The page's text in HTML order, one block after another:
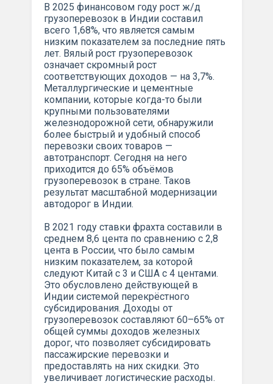
В 2025 финансовом году рост ж/д
грузоперевозок в Индии составил
всего 1,68%, что является самым
низким показателем за последние пять
лет. Вялый рост грузоперевозок
означает скромный рост
соответствующих доходов — на 3,7%.
Металлургические и цементные
компании, которые когда-то были
крупными пользователями
железнодорожной сети, обнаружили
более быстрый и удобный способ
перевозки своих товаров —
автотранспорт. Сегодня на него
приходится до 65% объёмов
грузоперевозок в стране. Таков
результат масштабной модернизации
автодорог в Индии.
В 2021 году ставки фрахта составили в
среднем 8,6 цента по сравнению с 2,8
цента в России, что было самым
низким показателем, за которой
следуют Китай с 3 и США с 4 центами.
Это обусловлено действующей в
Индии системой перекрёстного
субсидирования. Доходы от
грузоперевозок составляют 60–65% от
общей суммы доходов железных
дорог, что позволяет субсидировать
пассажирские перевозки и
предоставлять на них скидки. Это
увеличивает логистические расходы.